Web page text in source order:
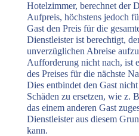
Hotelzimmer, berechnet der
Aufpreis, höchstens jedoch
Gast den Preis für die
Dienstleister ist berechtigt,
unverzüglichen Abreise
Aufforderung nicht nach, ist
des Preises für die nächste
Dies entbindet den Gast
Schäden zu ersetzen, wie z.
das einem anderen Gast
Dienstleister aus diesem
kann.